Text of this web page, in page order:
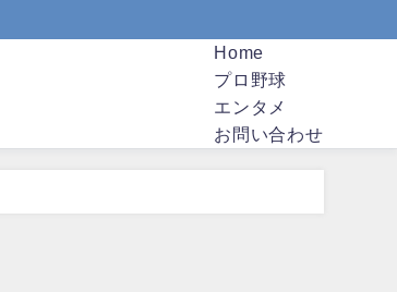
Home
プロ野球
エンタメ
お問い合わせ